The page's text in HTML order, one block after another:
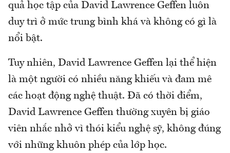
quả học tập của David Lawrence Geffen luôn
duy trì ở mức trung bình khá và không có gì là
nổi bật.
Tuy nhiên, David Lawrence Geffen lại thể hiện
là một người có nhiều năng khiếu và đam mê
các hoạt động nghệ thuật. Đã có thời điểm,
David Lawrence Geffen thường xuyên bị giáo
viên nhắc nhở vì thói kiểu nghệ sỹ, không đúng
với những khuôn phép của lớp học.